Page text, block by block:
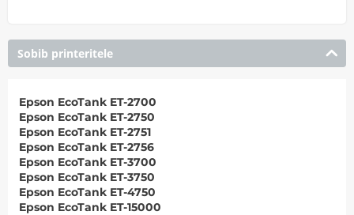
Sobib printeritele
Epson EcoTank ET-2700
Epson EcoTank ET-2750
Epson EcoTank ET-2751
Epson EcoTank ET-2756
Epson EcoTank ET-3700
Epson EcoTank ET-3750
Epson EcoTank ET-4750
Epson EcoTank ET-15000